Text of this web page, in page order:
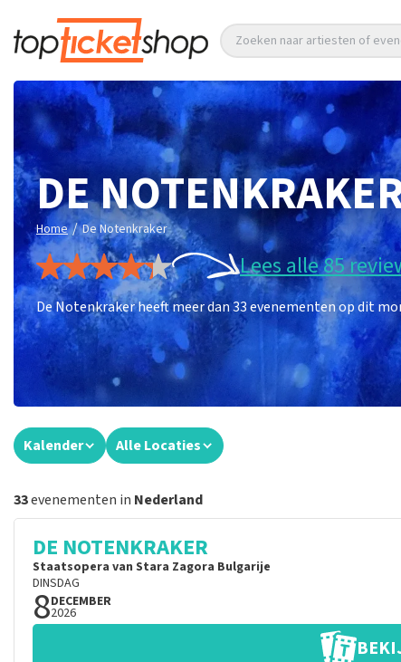
Zoeken naar artiesten of
DE
Home / De Notenkraker
Lees alle 85
De Notenkraker heeft meer dan 33 evenementen op dit
Kalender Alle Locaties
33evenementen in Nederland
DE NOTENKRAKER
Staatsopera van Stara Zagora Bulgarije
DINSDAG
8DECEMBER
2026